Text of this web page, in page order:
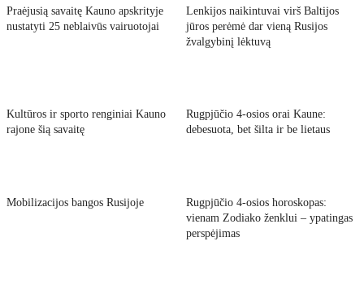
Praėjusią savaitę Kauno apskrityje
nustatyti 25 neblaivūs vairuotojai
Lenkijos naikintuvai virš Baltijos
jūros perėmė dar vieną Rusijos
žvalgybinį lėktuvą
Kultūros ir sporto renginiai Kauno
rajone šią savaitę
Rugpjūčio 4-osios orai Kaune:
debesuota, bet šilta ir be lietaus
Mobilizacijos bangos Rusijoje
Rugpjūčio 4-osios horoskopas:
vienam Zodiako ženklui – ypatingas
perspėjimas